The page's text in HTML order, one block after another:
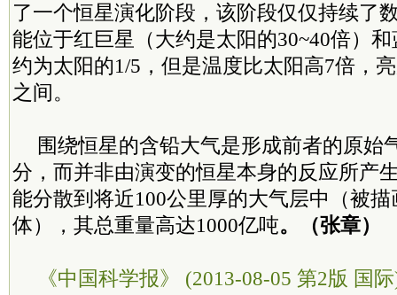
了一个恒星演化阶段，该阶段仅仅持续了
能位于红巨星（大约是太阳的30~40倍）
约为太阳的1/5，但是温度比太阳高7倍，
之间。
围绕恒星的含铅大气是形成前者的原始
分，而并非由演变的恒星本身的反应所产
能分散到将近100公里厚的大气层中（被
体），其总重量高达1000亿吨。（张章）
《中国科学报》 (2013-08-05 第2版 国